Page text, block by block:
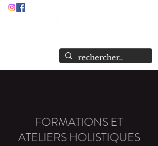
FORMATIONS ET
ATELIERS HOLISTIQUES